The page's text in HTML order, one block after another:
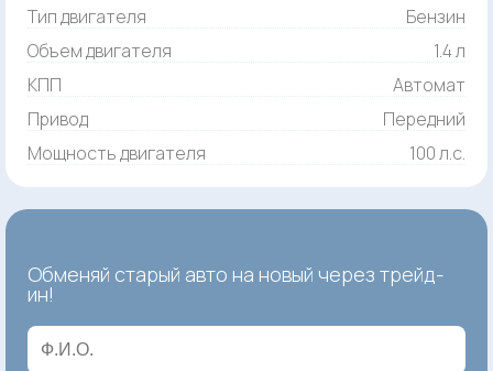
Тип двигателя
Бензин
Объем двигателя
1.4 л
КПП
Автомат
Привод
Передний
Мощность двигателя
100 л.с.
Обменяй старый авто на новый через трейд-
ин!